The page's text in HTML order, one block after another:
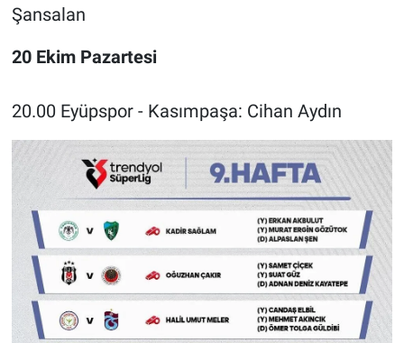
Şansalan
20 Ekim Pazartesi
20.00 Eyüpspor - Kasımpaşa: Cihan Aydın